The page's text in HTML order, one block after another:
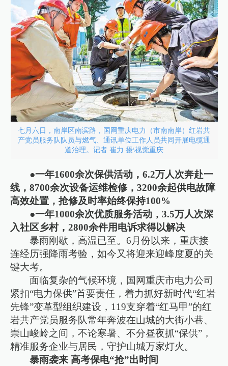
七月六日，南岸区南滨路，国网重庆电力（市南南岸）红岩共
产党员服务队队员与燃气、通讯单位工作人员共同开展电缆通
道治理。记者 崔力 摄\视觉重庆
●一年1600余次保供活动，6.2万人次奔赴一
线，8700余次设备运维检修，3200余起供电故障
高效处置，抢修及时率始终保持100%
●一年1000余次优质服务活动，3.5万人次深
入社区乡村，2800余件用电诉求得以解决
暴雨刚歇，高温已至。6月份以来，重庆接
连经历强降雨考验，如今又将迎来迎峰度夏的关
键大考。
面临复杂的气候环境，国网重庆市电力公司
紧扣“电力保供”首要责任，着力抓好新时代“红岩
先锋”变革型组织建设，119支穿着“红马甲”的红
岩共产党员服务队常年奔波在山城的大街小巷、
崇山峻岭之间，不论寒暑、不分昼夜抓“保供”，
精准服务企业与居民，守护山城万家灯火。
暴雨袭来 高考保电“抢”出时间